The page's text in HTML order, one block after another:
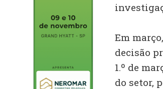
Em
decisão
1.º de
do setor,